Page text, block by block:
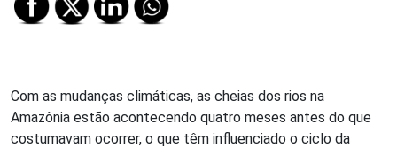
Com as mudanças climáticas, as cheias dos rios na
Amazônia estão acontecendo quatro meses antes do que
costumavam ocorrer, o que têm influenciado o ciclo da